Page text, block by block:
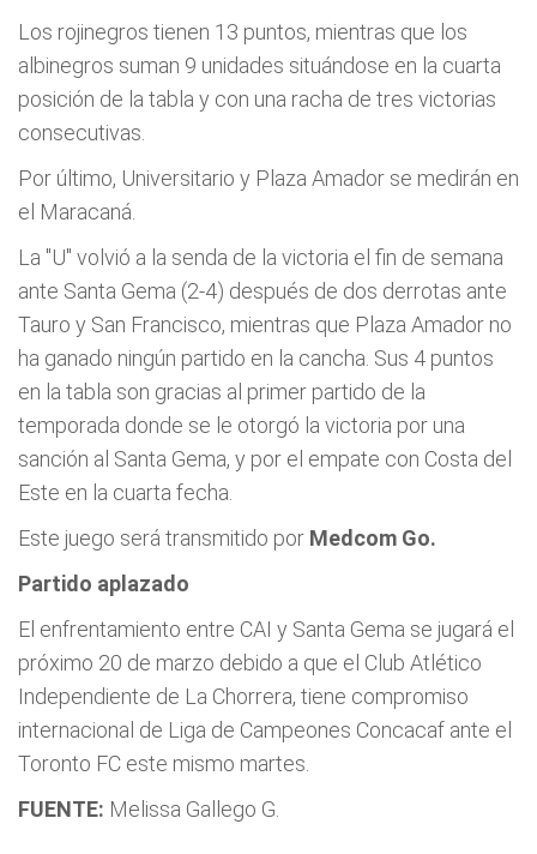
Los rojinegros tienen 13 puntos, mientras que los
albinegros suman 9 unidades situándose en la cuarta
posición de la tabla y con una racha de tres victorias
consecutivas.
Por último, Universitario y Plaza Amador se medirán en
el Maracaná.
La "U" volvió a la senda de la victoria el fin de semana
ante Santa Gema (2-4) después de dos derrotas ante
Tauro y San Francisco, mientras que Plaza Amador no
ha ganado ningún partido en la cancha. Sus 4 puntos
en la tabla son gracias al primer partido de la
temporada donde se le otorgó la victoria por una
sanción al Santa Gema, y por el empate con Costa del
Este en la cuarta fecha.
Este juego será transmitido por Medcom Go.
Partido aplazado
El enfrentamiento entre CAI y Santa Gema se jugará el
próximo 20 de marzo debido a que el Club Atlético
Independiente de La Chorrera, tiene compromiso
internacional de Liga de Campeones Concacaf ante el
Toronto FC este mismo martes.
FUENTE: Melissa Gallego G.